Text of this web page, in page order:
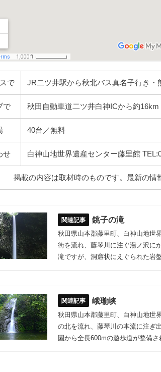
で JR二ツ井駅から秋北バス真名子行き
で 秋田自動車道二ツ井白神ICから約16km
40台／無料
せ 白神山地世界遺産センター藤里館
掲載の内容は取材時のものです。最新の情
銚子の滝
秋田県山本郡藤里町、白神山地世
街を流れ、藤琴川に注ぐ湯ノ沢に
滝ですが、洞窟状にえぐられた岩
峨瓏峡
秋田県山本郡藤里町、白神山地世
の北を流れ、藤琴川の本流に注ぎ
園から全長600mの遊歩道が整備